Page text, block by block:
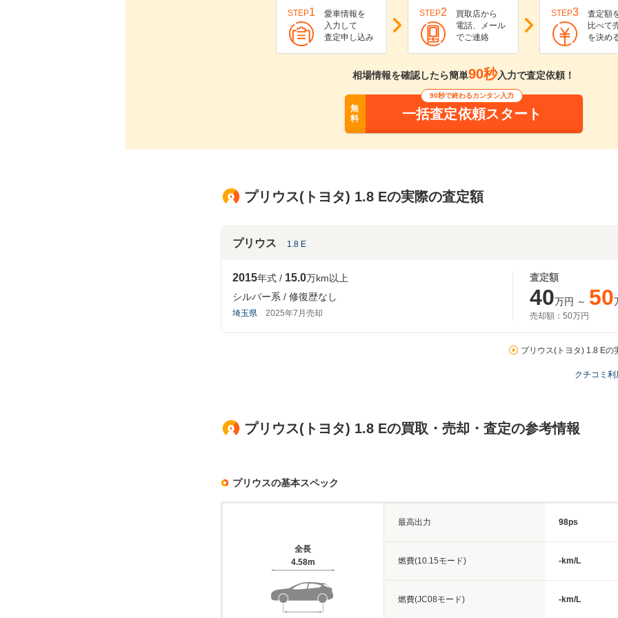
STEP1
愛車情報を
入力して
査定申し込み
STEP2
買取店から
電話、メール
でご連絡
STEP3
査定額
比べて
を決め
相場情報を確認したら簡単90秒入力で査定依頼！
無
料
90秒で終わるカンタン入力
一括査定依頼スタート
プリウス(トヨタ) 1.8 Eの実際の査定額
プリウス 1.8 E
2015年式 15.0万km以上
シルバー系
修復歴なし
埼玉県 2025年7月売却
査定額
40万円 ～ 50
売却額： 50万円
プリウス(トヨタ) 1.8 Eの
クチコミ
プリウス(トヨタ) 1.8 Eの買取・売却・査定の参考情報
プリウスの基本スペック
全長
4.58m
最高出力 98ps
燃費(10.15モード) -km/L
燃費(JC08モード) -km/L